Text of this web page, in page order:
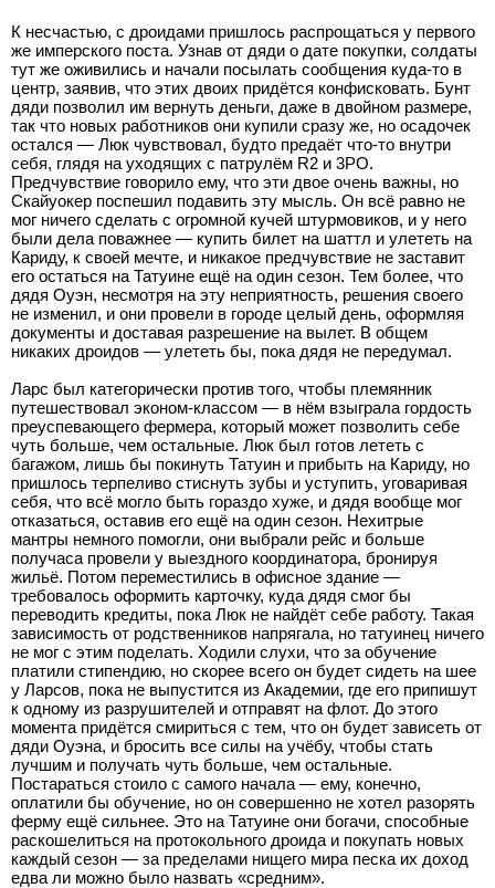
К несчастью, с дроидами пришлось распрощаться у первого
же имперского поста. Узнав от дяди о дате покупки, солдаты
тут же оживились и начали посылать сообщения куда-то в
центр, заявив, что этих двоих придётся конфисковать. Бунт
дяди позволил им вернуть деньги, даже в двойном размере,
так что новых работников они купили сразу же, но осадочек
остался — Люк чувствовал, будто предаёт что-то внутри
себя, глядя на уходящих с патрулём R2 и 3РО.
Предчувствие говорило ему, что эти двое очень важны, но
Скайуокер поспешил подавить эту мысль. Он всё равно не
мог ничего сделать с огромной кучей штурмовиков, и у него
были дела поважнее — купить билет на шаттл и улететь на
Кариду, к своей мечте, и никакое предчувствие не заставит
его остаться на Татуине ещё на один сезон. Тем более, что
дядя Оуэн, несмотря на эту неприятность, решения своего
не изменил, и они провели в городе целый день, оформляя
документы и доставая разрешение на вылет. В общем
никаких дроидов — улететь бы, пока дядя не передумал.
Ларс был категорически против того, чтобы племянник
путешествовал эконом-классом — в нём взыграла гордость
преуспевающего фермера, который может позволить себе
чуть больше, чем остальные. Люк был готов лететь с
багажом, лишь бы покинуть Татуин и прибыть на Кариду, но
пришлось терпеливо стиснуть зубы и уступить, уговаривая
себя, что всё могло быть гораздо хуже, и дядя вообще мог
отказаться, оставив его ещё на один сезон. Нехитрые
мантры немного помогли, они выбрали рейс и больше
получаса провели у выездного координатора, бронируя
жильё. Потом переместились в офисное здание —
требовалось оформить карточку, куда дядя смог бы
переводить кредиты, пока Люк не найдёт себе работу. Такая
зависимость от родственников напрягала, но татуинец ничего
не мог с этим поделать. Ходили слухи, что за обучение
платили стипендию, но скорее всего он будет сидеть на шее
у Ларсов, пока не выпустится из Академии, где его припишут
к одному из разрушителей и отправят на флот. До этого
момента придётся смириться с тем, что он будет зависеть от
дяди Оуэна, и бросить все силы на учёбу, чтобы стать
лучшим и получать чуть больше, чем остальные.
Постараться стоило с самого начала — ему, конечно,
оплатили бы обучение, но он совершенно не хотел разорять
ферму ещё сильнее. Это на Татуине они богачи, способные
раскошелиться на протокольного дроида и покупать новых
каждый сезон — за пределами нищего мира песка их доход
едва ли можно было назвать «средним».